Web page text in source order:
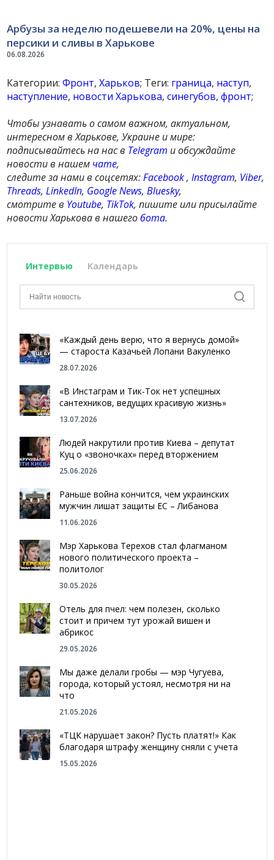
06.08.2026
Арбузы за неделю подешевели на 20%, цены на
персики и сливы в Харькове
Категории:Фронт,Харьков; Теги: граница, наступ,
наступление, новости Харькова,синегубов,фронт;
Чтобы узнавать о самом важном, актуальном,
интересном в Харькове, Украине и мире:
подписывайтесь на нас в Telegram и обсуждайте
новости в нашем чате,
следите за нами в соцсетях:Facebook,Instagram, Viber,
Threads,LinkedIn, Google News,Bluesky,
смотрите в Youtube, TikTok, пишите или присылайте
новости Харькова в нашегобота.
Интервью Календарь
«Каждый день верю, что я вернусь домой»
— староста Казачьей Лопани Вакуленко
28.07.2026
«В Инстаграм и Тик-Ток нет успешных
сантехников, ведущих красивую жизнь»
13.07.2026
Людей накрутили против Киева – депутат
Куц о «звоночках» перед вторжением
25.06.2026
Раньше война кончится, чем украинских
мужчин лишат защиты ЕС – Либанова
11.06.2026
Мэр Харькова Терехов стал флагманом
нового политического проекта –
политолог
30.05.2026
Отель для пчел: чем полезен, сколько
стоит и причем тут урожай вишен и
абрикос
29.05.2026
Мы даже делали гробы — мэр Чугуева,
города, который устоял, несмотря ни на
что
21.05.2026
«ТЦК нарушает закон? Пусть платят!» Как
благодаря штрафу женщину сняли с учета
15.05.2026